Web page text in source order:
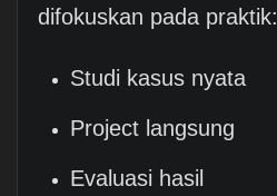
difokuskan pada praktik:
Studi kasus nyata
Project langsung
Evaluasi hasil